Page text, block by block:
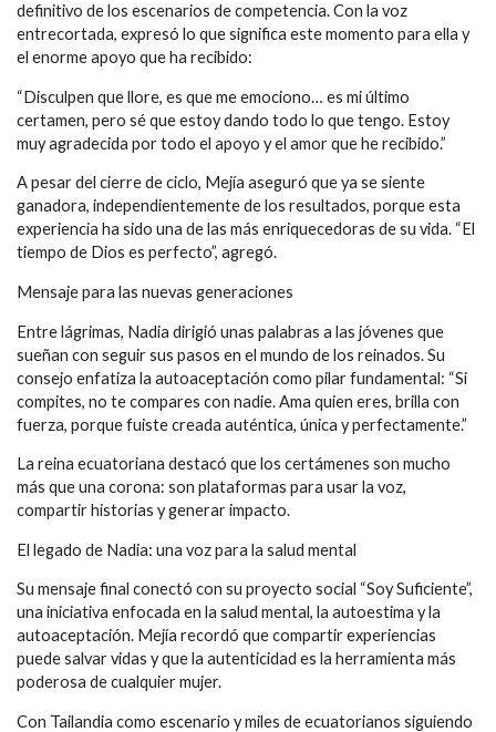
definitivo de los escenarios de competencia. Con la voz
entrecortada, expresó lo que significa este momento para ella y
el enorme apoyo que ha recibido:
“Disculpen que llore, es que me emociono… es mi último
certamen, pero sé que estoy dando todo lo que tengo. Estoy
muy agradecida por todo el apoyo y el amor que he recibido.”
A pesar del cierre de ciclo, Mejía aseguró que ya se siente
ganadora, independientemente de los resultados, porque esta
experiencia ha sido una de las más enriquecedoras de su vida. “El
tiempo de Dios es perfecto”, agregó.
Mensaje para las nuevas generaciones
Entre lágrimas, Nadia dirigió unas palabras a las jóvenes que
sueñan con seguir sus pasos en el mundo de los reinados. Su
consejo enfatiza la autoaceptación como pilar fundamental: “Si
compites, no te compares con nadie. Ama quien eres, brilla con
fuerza, porque fuiste creada auténtica, única y perfectamente.”
La reina ecuatoriana destacó que los certámenes son mucho
más que una corona: son plataformas para usar la voz,
compartir historias y generar impacto.
El legado de Nadia: una voz para la salud mental
Su mensaje final conectó con su proyecto social “Soy Suficiente”,
una iniciativa enfocada en la salud mental, la autoestima y la
autoaceptación. Mejía recordó que compartir experiencias
puede salvar vidas y que la autenticidad es la herramienta más
poderosa de cualquier mujer.
Con Tailandia como escenario y miles de ecuatorianos siguiendo